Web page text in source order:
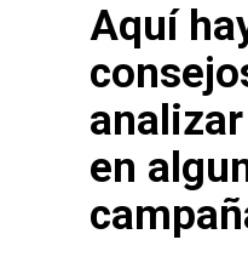
Aquí
analizar
en